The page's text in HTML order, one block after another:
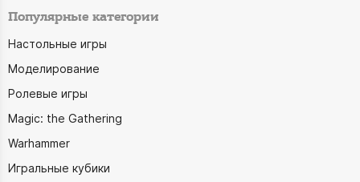
Популярные категории
Настольные игры
Моделирование
Ролевые игры
Magic: the Gathering
Warhammer
Игральные кубики